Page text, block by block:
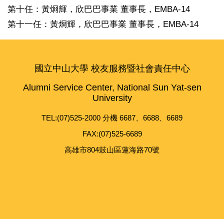
第十任：黃烱輝， 欣巴巴事業 董事長， EMBA-14
第十一任 ：黃烱輝， 欣巴巴事業 董事長， EMBA-14
國立中山大學 校友服務暨社會責任中心
Alumni Service Center, National Sun Yat-sen
University
TEL:(07)525-2000 分機 6687、6688、6689
FAX:(07)525-6689
高雄市804鼓山區蓮海路70號